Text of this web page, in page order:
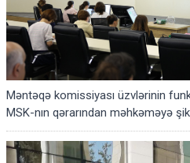
Məntəqə komissiyası üzvlərinin
MSK-nın qərarından məhkəməyə